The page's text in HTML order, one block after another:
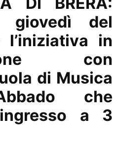
giovedì del
in
con
di Musica
che
a 3